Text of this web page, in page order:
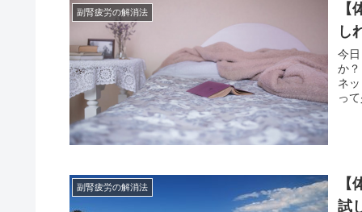
副腎疲労の解消法
し
今
か
ネ
っ
副腎疲労の解消法
試